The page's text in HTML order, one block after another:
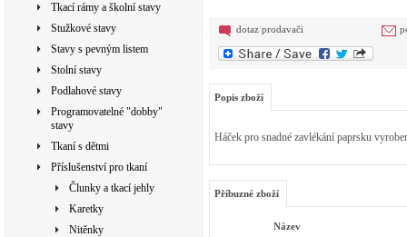
Tkací rámy a školní stavy
Stužkové stavy
Stavy s pevným listem
Stolní stavy
Podlahové stavy
Programovatelné "dobby"
stavy
Tkaní s dětmi
Příslušenství pro tkaní
Člunky a tkací jehly
Karetky
Nitěnky
dotaz prodavači
Popis zboží
Háček pro snadné zavlékání paprsku
Příbuzné zboží
Název